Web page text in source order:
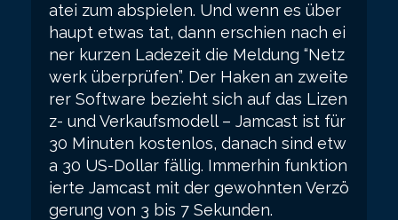
atei zum abspielen. Und wenn es über
haupt etwas tat, dann erschien nach ei
ner kurzen Ladezeit die Meldung “Netz
werk überprüfen”. Der Haken an zweite
rer Software bezieht sich auf das Lizen
z- und Verkaufsmodell – Jamcast ist für
30 Minuten kostenlos, danach sind etw
a 30 US-Dollar fällig. Immerhin funktion
ierte Jamcast mit der gewohnten Verzö
gerung von 3 bis 7 Sekunden.